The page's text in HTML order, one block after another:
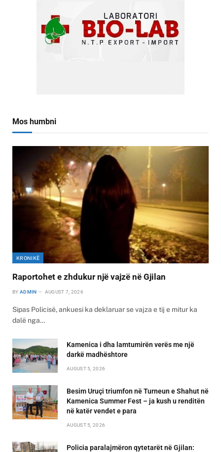
Mos humbni
KRONIKË
Raportohet e zhdukur një vajzë në Gjilan
BY ADMIN AUGUST 7, 2026
Sipas Policisë, ankuesi ka deklaruar se vajza e tij e mitur ka
dalë nga…
Kamenica i dha lamtumirën verës me një
darkë madhështore
AUGUST 5, 2026
Besim Uruçi triumfon në Turneun e Shahut në
Kamenica Summer Fest – ja kush u renditën
në katër vendet e para
AUGUST 5, 2026
Policia paralajmëron qytetarët në Gjilan: